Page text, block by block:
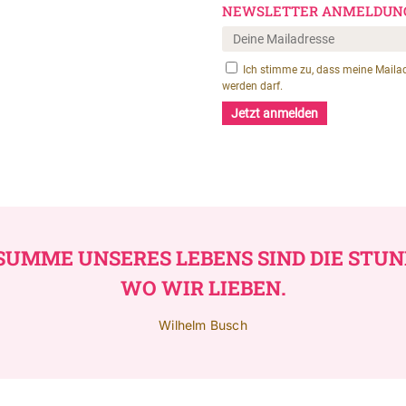
UNSERES LEBENS SIND DIE
WO WIR LIEBEN.
Wilhelm Busch